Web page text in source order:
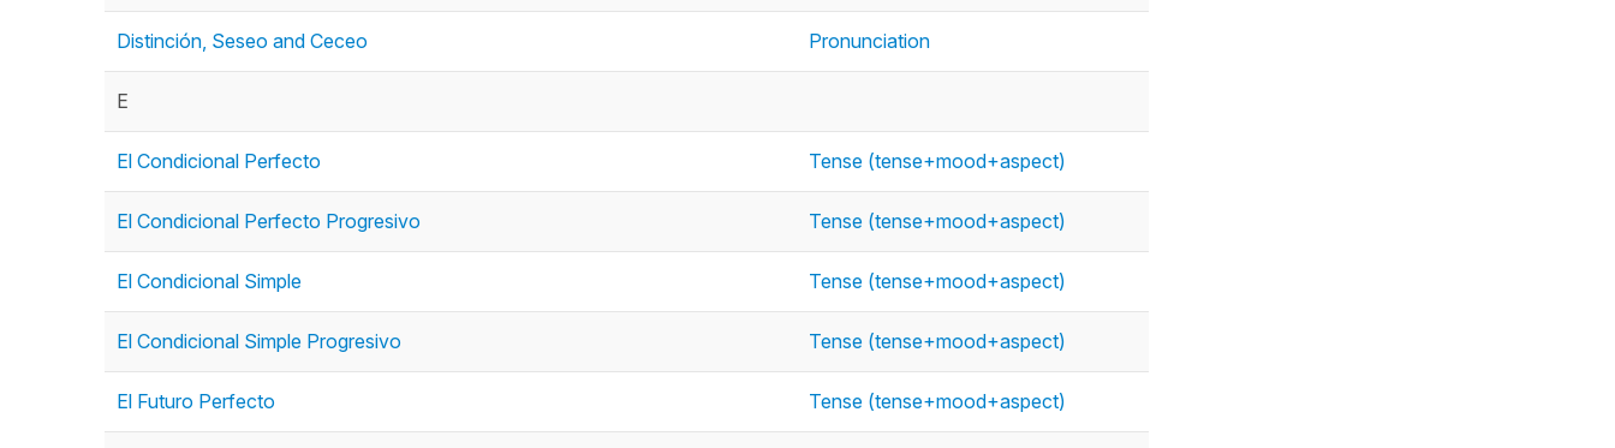
Distinción, Seseo and Ceceo Pronunciation
E
El Condicional Perfecto Tense (tense+mood+aspect)
El Condicional Perfecto Progresivo Tense (tense+mood+aspect)
El Condicional Simple Tense (tense+mood+aspect)
El Condicional Simple Progresivo Tense (tense+mood+aspect)
El Futuro Perfecto Tense (tense+mood+aspect)